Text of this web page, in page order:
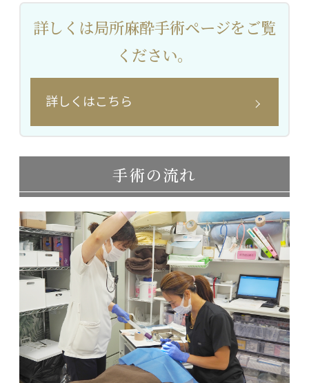
詳しくは局所麻酔手術ページをご覧
ください。
詳しくはこちら
手術の流れ